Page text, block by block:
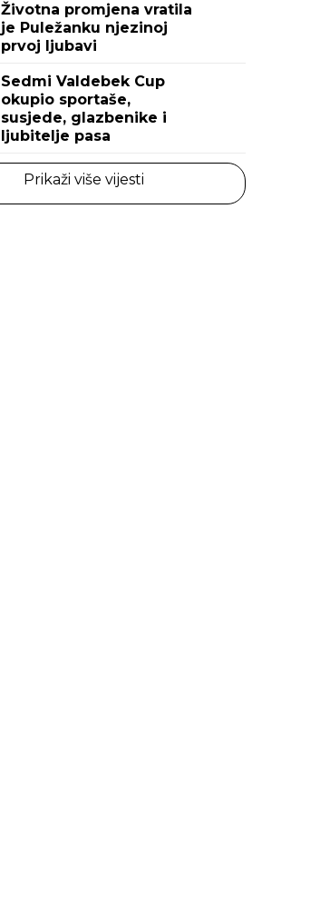
Životna promjena vratila
je Puležanku njezinoj
prvoj ljubavi
Sedmi Valdebek Cup
okupio sportaše,
susjede, glazbenike i
ljubitelje pasa
Prikaži više vijesti